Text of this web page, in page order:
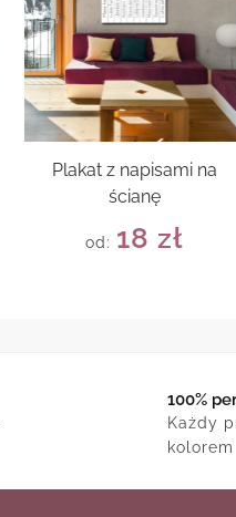
Plakat z napisami na
ścianę
od: 18zł
100%
Każdy
kolorem